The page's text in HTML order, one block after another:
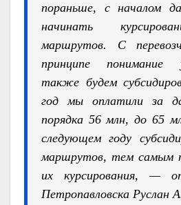
пораньше, с началом
начинать
маршрутов. С
принципе
также будем
год мы оплатили за
порядка 56 млн, до 65
следующем году
маршрутов, тем самым
их курсирования, —
Петропавловска Руслан